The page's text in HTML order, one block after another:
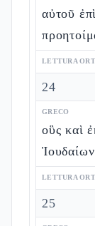
αὐτοῦ
LETTURA
24
GRECO
οὓς καὶ
LETTURA
25